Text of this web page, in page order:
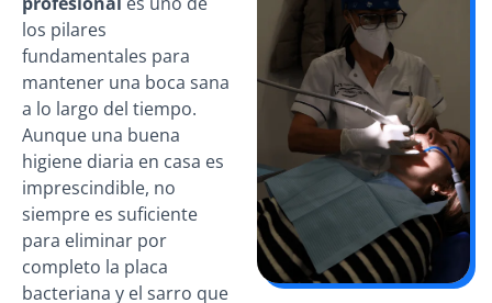
los pilares
fundamentales para
mantener una boca sana
a lo largo del tiempo.
Aunque una buena
higiene diaria en casa es
imprescindible, no
siempre es suficiente
para eliminar por
completo la placa
bacteriana y el sarro que